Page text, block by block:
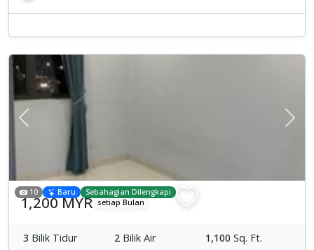
Previous
10 Baru Sebahagian Dilengkapi
1,200 MYR setiap Bulan
3 Bilik Tidur 2 Bilik Air 1,100 Sq. Ft.